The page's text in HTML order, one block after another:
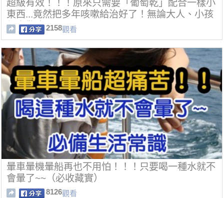
超級有效！！！原來只需要「葡萄乾」配合一樣小
東西...竟然把多年咳嗽給治好了！無論大人、小孩
都喜歡吃...2158觀看
暈車暈機暈船再也不用怕！！！只要喝一種水就不
會暈了~~（必收藏實）
8126觀看